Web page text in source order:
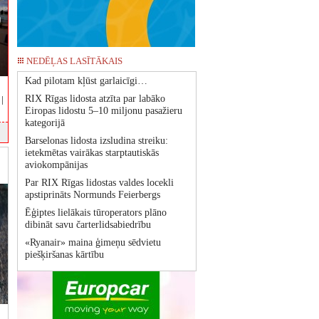
NEDĒĻAS LASĪTĀKAIS
Kad pilotam kļūst garlaicīgi…
RIX Rīgas lidosta atzīta par labāko
Eiropas lidostu 5–10 miljonu pasažieru
kategorijā
Barselonas lidosta izsludina streiku:
ietekmētas vairākas starptautiskās
aviokompānijas
Par RIX Rīgas lidostas valdes locekli
apstiprināts Normunds Feierbergs
Ēģiptes lielākais tūroperators plāno
dibināt savu čarterlidsabiedrību
«Ryanair» maina ģimeņu sēdvietu
piešķiršanas kārtību